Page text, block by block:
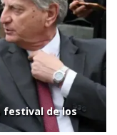
festival de los